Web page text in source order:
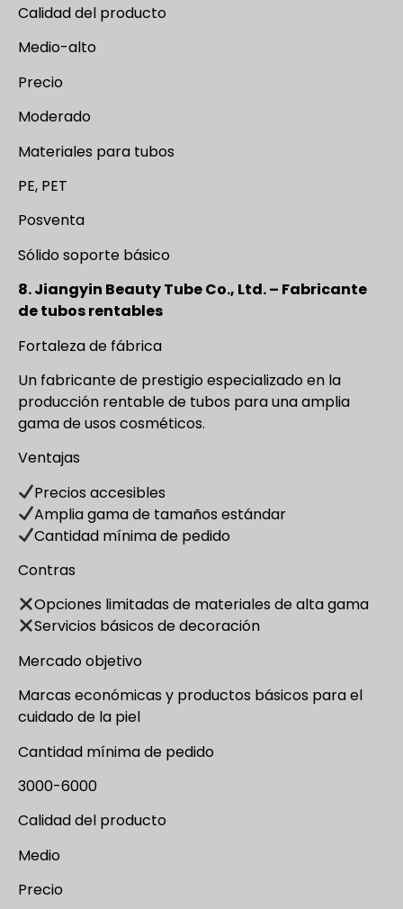
Calidad del producto
Medio-alto
Precio
Moderado
Materiales para tubos
PE, PET
Posventa
Sólido soporte básico
8. Jiangyin Beauty Tube Co., Ltd. – Fabricante
de tubos rentables
Fortaleza de fábrica
Un fabricante de prestigio especializado en la
producción rentable de tubos para una amplia
gama de usos cosméticos.
Ventajas
Precios accesibles
Amplia gama de tamaños estándar
Cantidad mínima de pedido
Contras
Opciones limitadas de materiales de alta gama
Servicios básicos de decoración
Mercado objetivo
Marcas económicas y productos básicos para el
cuidado de la piel
Cantidad mínima de pedido
3000-6000
Calidad del producto
Medio
Precio